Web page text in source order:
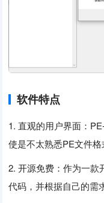
软件特点
1. 直观的用户界面：
使是不太熟悉PE文件格
2. 开源免费：作为一款
代码，并根据自己的需